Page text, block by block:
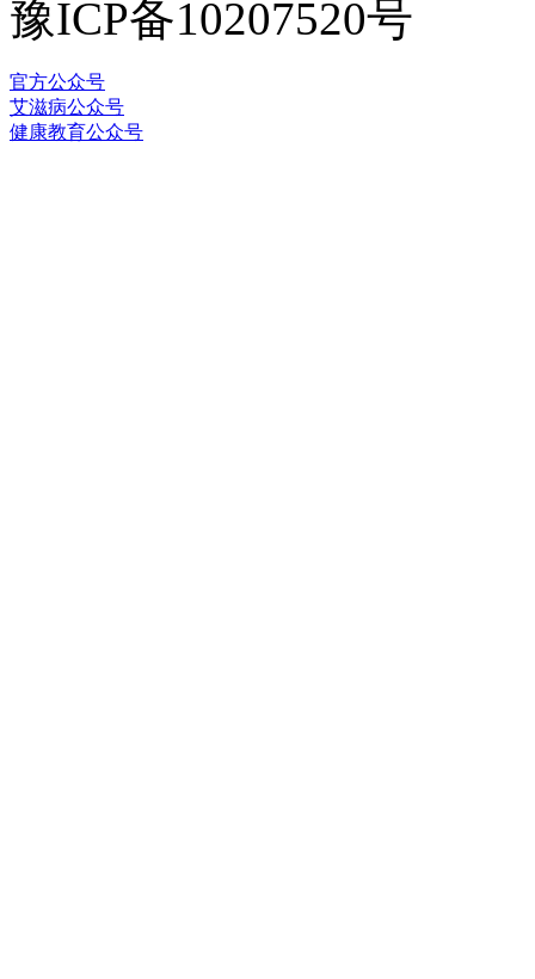
豫ICP备10207520号
官方公众号
艾滋病公众号
健康教育公众号